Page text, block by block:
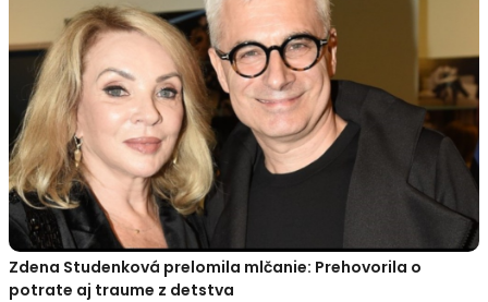
Zdena Studenková prelomila mlčanie: Prehovorila o
potrate aj traume z detstva